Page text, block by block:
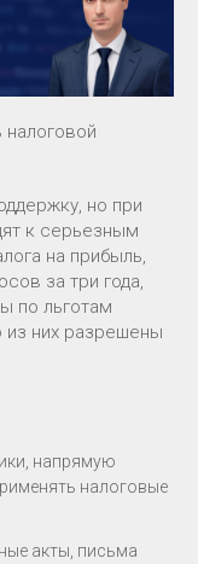
налоговой
но при
к серьезным
на прибыль,
за три года,
по льготам
из них разрешены
напрямую
налоговые
акты, письма